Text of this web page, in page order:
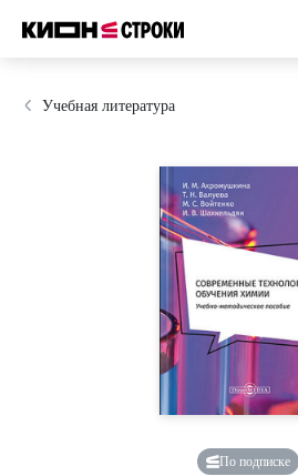
Учебная литература
По подписке